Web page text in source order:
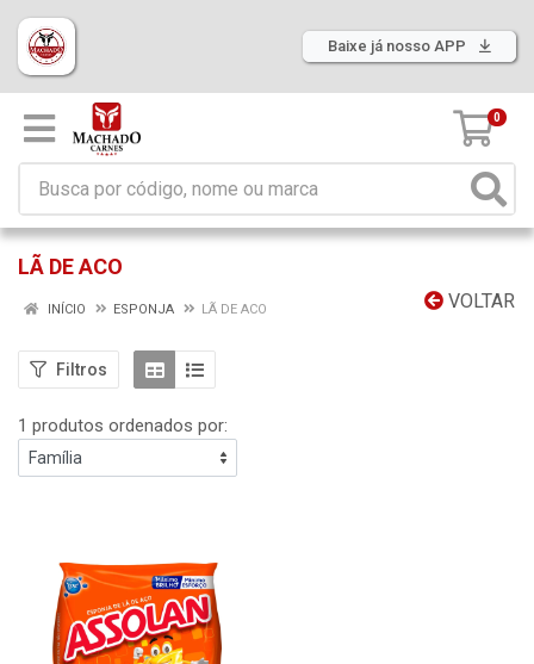
Baixe já nosso APP
0
LÃ DE ACO
VOLTAR
INÍCIO ESPONJA LÃ DE ACO
Filtros
1 produtos ordenados por: